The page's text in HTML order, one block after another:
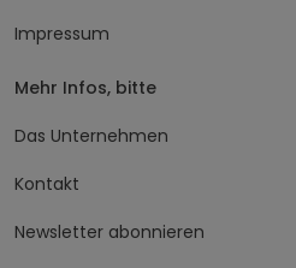
Impressum
Mehr Infos, bitte
Das Unternehmen
Kontakt
Newsletter abonnieren